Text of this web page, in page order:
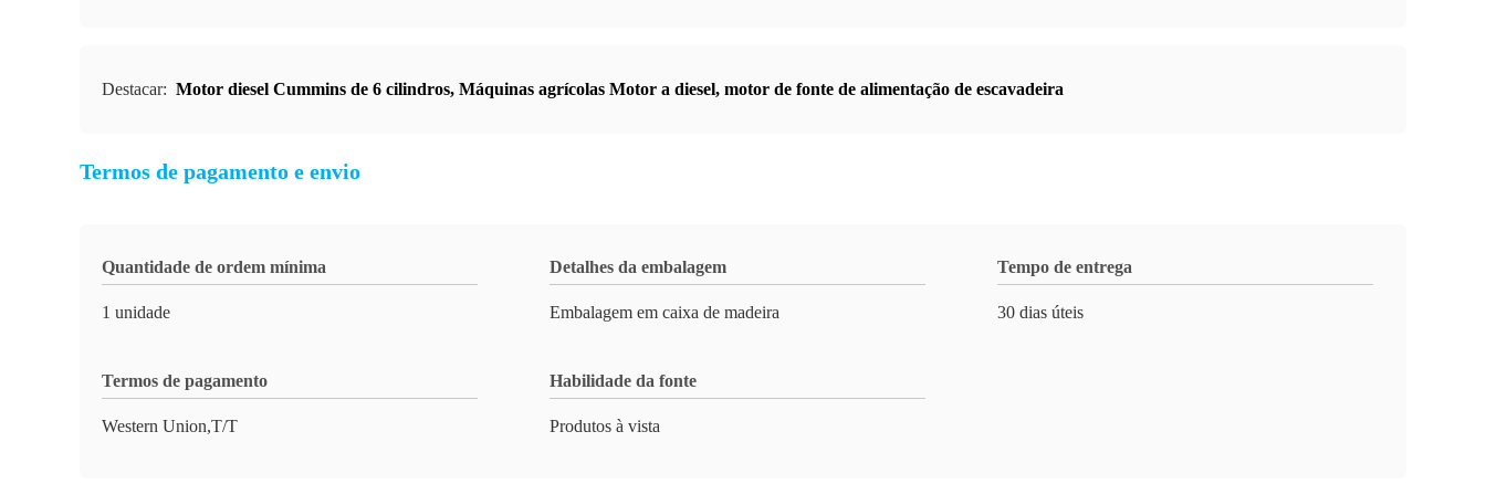
Destacar: Motor diesel Cummins de 6 cilindros, Máquinas agrícolas Motor a diesel, motor de fonte de alimentação de escavadeira
Termos de pagamento e envio
Quantidade de ordem mínima
1 unidade
Detalhes da embalagem
Embalagem em caixa de madeira
Tempo de entrega
30 dias úteis
Termos de pagamento
Western Union,T/T
Habilidade da fonte
Produtos à vista